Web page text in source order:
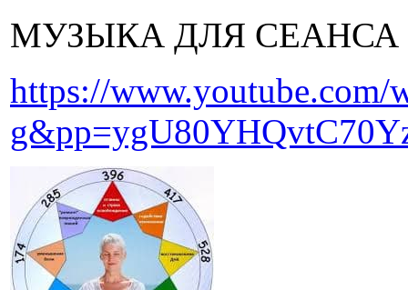
МУЗЫКА ДЛЯ СЕАНСА
https://www.youtube.com/